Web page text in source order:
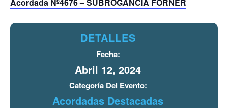
Acordada Nº4676 – SUBROGANCIA FORNER
DETALLES
Fecha:
Abril 12, 2024
Categoría Del Evento:
Acordadas Destacadas